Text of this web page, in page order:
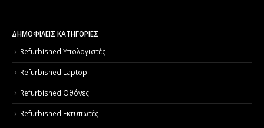
ΔΗΜΟΦΙΛΕΙΣ ΚΑΤΗΓΟΡΙΕΣ
Refurbished Υπολογιστές
Refurbished Laptop
Refurbished Οθόνες
Refurbished Εκτυπωτές